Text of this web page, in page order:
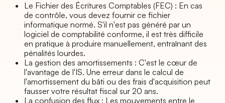
Le Fichier des Écritures Comptables (FEC) : En cas
de contrôle, vous devez fournir ce fichier
informatique normé. S'il n'est pas généré par un
logiciel de comptabilité conforme, il est très difficile
en pratique à produire manuellement, entraînant des
pénalités lourdes.
La gestion des amortissements : C'est le cœur de
l'avantage de l'IS. Une erreur dans le calcul de
l'amortissement du bâti ou des frais d'acquisition peut
fausser votre résultat fiscal sur 20 ans.
La confusion des flux : Les mouvements entre le